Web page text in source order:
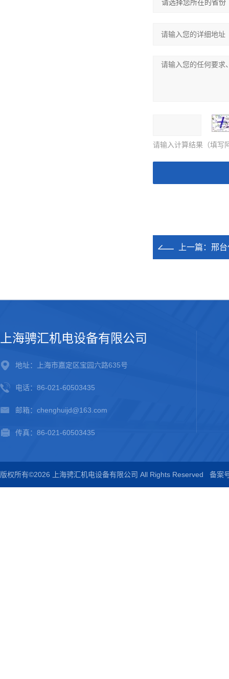
请输入计算结果（填写
上一篇： 邢
上海骋汇机电设备有限公司
地址：上海市嘉定区宝园六路635号
电话：86-021-60503435
邮箱：chenghuijd@163.com
传真：86-021-60503435
版权所有©2026 上海骋汇机电设备有限公司 All Rights Reserved 备案